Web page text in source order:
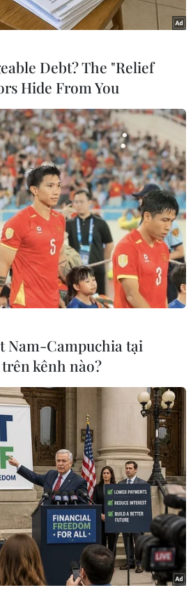
Phát triển Việt Nam Đào Quang
thông tin điện tử Chính phủ)
Khái đã ký Quyết định
12/6/2024 của Thủ tướng
lại ông Đào Quang Trường
đốc Ngân hàng Phát triển
bổ nhiệm là 5 năm.
TTg có hiệu lực kể từ ngày
Hồng Hà ký Quyết định số
6/2024 của Thủ tướng Chính
Thị Thanh Mai, Hiệu
thông năng khiếu, Phó Hiệu
Khoa học tự nhiên thuộc
phố Hồ Chí Minh giữ
Đại học Quốc gia Thành phố
bổ nhiệm là 5 năm.
TTg có hiệu lực từ ngày
Debt? The "Relief
Hide From You
Nam-Campuchia tại
trên kênh nào?